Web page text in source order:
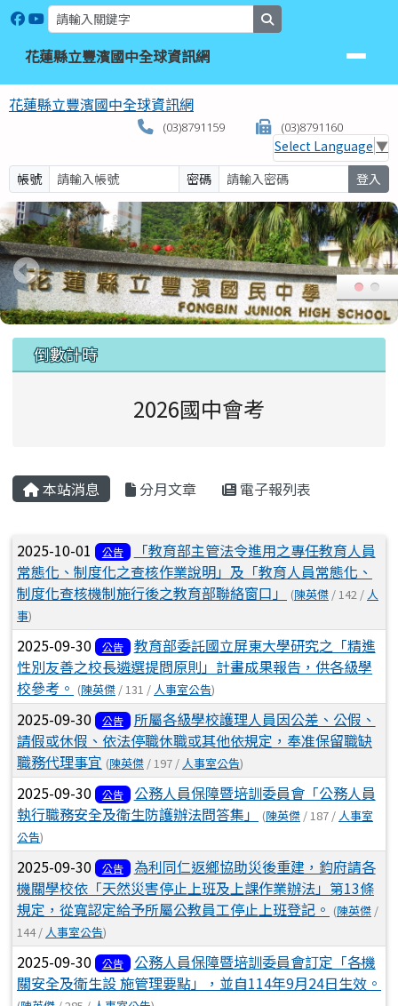
跳至主內容區
花蓮縣立豐濱國中全球資訊網
花蓮縣立豐濱國中全球資訊網
花蓮縣立豐濱國中全球資訊網
(03)8791159 (03)8791160
Select Language ▼
帳號
密碼 登入
上中區域內容
倒數計時
2026國中會考
主內容區域
本站消息 分月文章 電子報列表
文章列表
2025-10-01 公告
「教育部主管法令進用之專任教育人員
常態化、制度化之查核作業說明」及「教育人員常態化、
制度化查核機制施行後之教育部聯絡窗口」
(陳英傑 / 142 / 人
事)
2025-09-30 公告
教育部委託國立屏東大學研究之「精進
性別友善之校長遴選提問原則」計畫成果報告，供各級學
校參考。 (陳英傑 / 131 / 人事室公告)
2025-09-30 公告
所屬各級學校護理人員因公差、公假、
請假或休假、依法停職休職或其他依規定，奉准保留職缺
職務代理事宜 (陳英傑 / 197 / 人事室公告)
2025-09-30 公告
公務人員保障暨培訓委員會「公務人員
執行職務安全及衛生防護辦法問答集」
(陳英傑 / 187 / 人事室
公告)
2025-09-30 公告
為利同仁返鄉協助災後重建，鈞府請各
機關學校依「天然災害停止上班及上課作業辦法」第13條
規定，從寬認定給予所屬公教員工停止上班登記。 (陳英傑 /
144 / 人事室公告)
2025-09-30 公告
公務人員保障暨培訓委員會訂定「各機
關安全及衛生設 施管理要點」，並自114年9月24日生效。
頁尾區域